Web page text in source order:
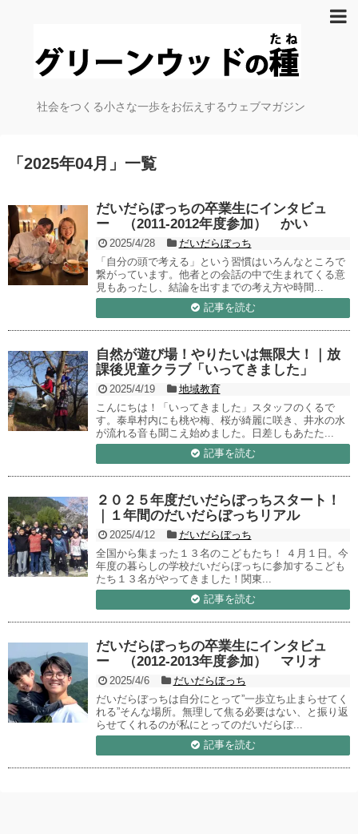
社会をつくる小さな一歩をお伝えするウェブマガジン
「 2025年04月 」 一覧
だいだらぼっちの卒業生にインタビュ
ー （2011-2012年度参加） かい
2025/4/28
だいだらぼっち
「自分の頭で考える」という習慣はいろんなところで
繋がっています。他者との会話の中で生まれてくる意
見もあったし、結論を出すまでの考え方や時間...
記事を読む
自然が遊び場！やりたいは無限大！｜放
課後児童クラブ「いってきました」
2025/4/19
地域教育
こんにちは！「いってきました」スタッフのくるで
す。泰阜村内にも桃や梅、桜が綺麗に咲き、井水の水
が流れる音も聞こえ始めました。日差しもあたた...
記事を読む
２０２５年度だいだらぼっちスタート！
｜１年間のだいだらぼっちリアル
2025/4/12
だいだらぼっち
全国から集まった１３名のこどもたち！ ４月１日。今
年度の暮らしの学校だいだらぼっちに参加するこども
たち１３名がやってきました！関東...
記事を読む
だいだらぼっちの卒業生にインタビュ
ー （2012-2013年度参加） マリオ
2025/4/6
だいだらぼっち
だいだらぼっちは自分にとって”一歩立ち止まらせてく
れる”そんな場所。無理して焦る必要はない、と振り返
らせてくれるのが私にとってのだいだらぼ...
記事を読む